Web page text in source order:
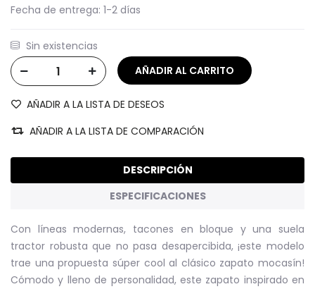
Fecha de entrega: 1-2 días
Sin existencias
AÑADIR A LA LISTA DE DESEOS
AÑADIR A LA LISTA DE COMPARACIÓN
DESCRIPCIÓN
ESPECIFICACIONES
Con líneas modernas, tacones en bloque y una suela
tractor robusta que no pasa desapercibida, ¡este modelo
trae una propuesta súper cool al clásico zapato mocasín!
Cómodo y lleno de personalidad, este zapato inspirado en